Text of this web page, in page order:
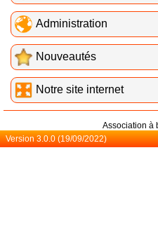
Administration
Nouveautés
Notre site internet
Association à
Version 3.0.0 (19/09/2022)